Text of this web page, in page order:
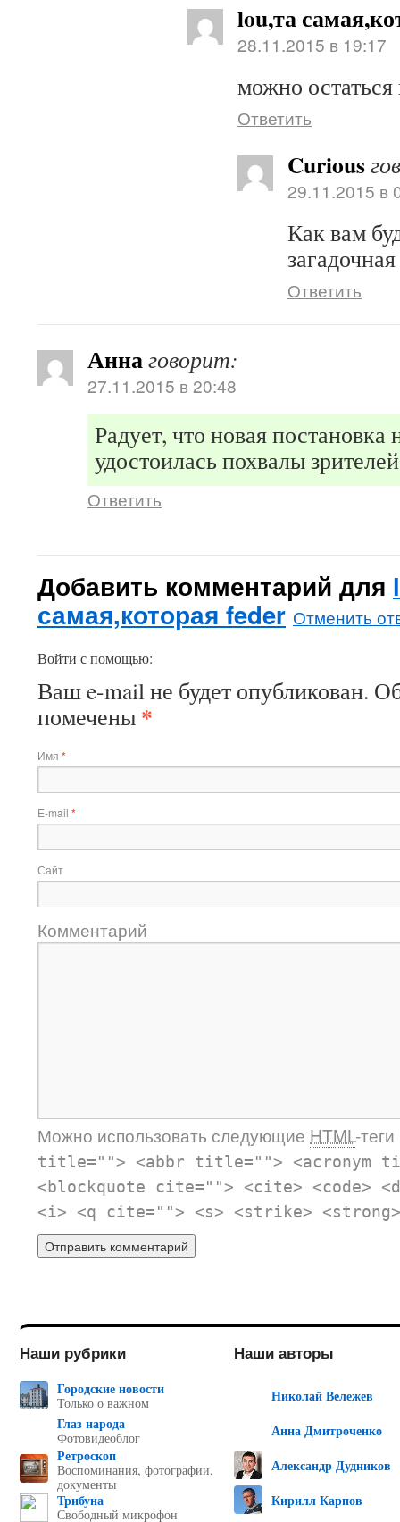
lou,та
28.11.2015 в 19:17
можно
Ответить
Curious
29.11.2015 в
Как вам
Ответить
Аннаговорит:
27.11.2015 в 20:48
Радует, что новая постановка
удостоилась похвалы
Ответить
Добавить комментарий для
самая,которая feder Отменить
Войти с помощью:
Ваш e-mail не будет опубликован.
помечены *
Имя *
E-mail *
Сайт
Комментарий
Можно использовать следующие HTML-
title=""> <abbr title=""> <acronym
<blockquote cite=""> <cite> <code>
<i> <q cite=""> <s> <strike> <strong>
Наши рубрики
Городские новости
Только о важном
Глаз народа
Фотовидеоблог
Ретроскоп
Воспоминания, фотографии,
документы
Трибуна
Свободный микрофон
Наши авторы
Николай Вележев
Анна Дмитроченко
Александр Дудников
Кирилл Карпов